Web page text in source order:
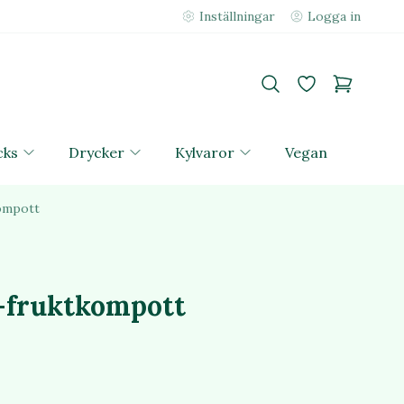
Inställningar Logga in
Drycker Kylvaror Vegan
fruktkompott